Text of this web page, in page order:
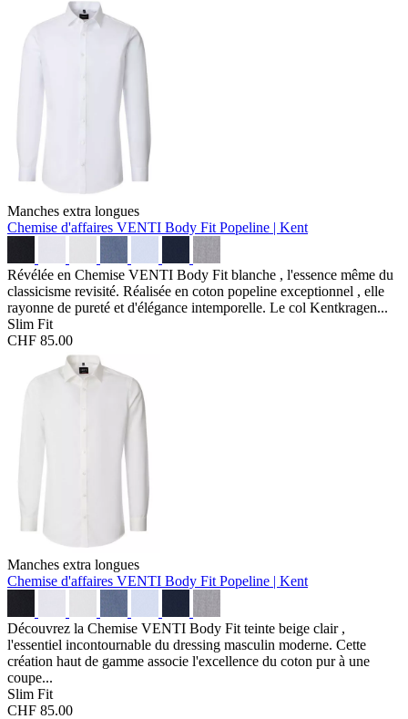
Manches extra longues
Chemise d'affaires VENTI Body Fit Popeline | Kent
Révélée en Chemise VENTI Body Fit blanche , l'essence même du
classicisme revisité. Réalisée en coton popeline exceptionnel , elle
rayonne de pureté et d'élégance intemporelle. Le col Kentkragen...
Slim Fit
CHF 85.00
Manches extra longues
Chemise d'affaires VENTI Body Fit Popeline | Kent
Découvrez la Chemise VENTI Body Fit teinte beige clair ,
l'essentiel incontournable du dressing masculin moderne. Cette
création haut de gamme associe l'excellence du coton pur à une
coupe...
Slim Fit
CHF 85.00